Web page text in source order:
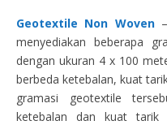
Geotextile Non Woven–
menyediakan beberapa
dengan ukuran 4 x 100
berbeda ketebalan, kuat
gramasi geotextile
ketebalan dan kuat tarik